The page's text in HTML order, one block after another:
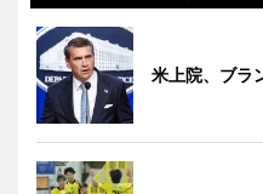
米上院、ブラ